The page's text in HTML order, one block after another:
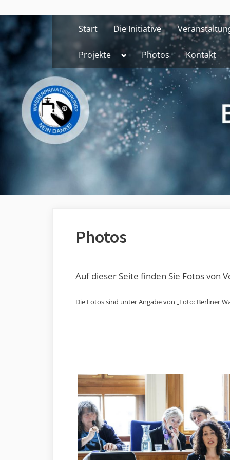
to
content
Start Die Initiative
Projekte Toggle
menu
Photos Kontakt
Photos
Auf dieser Seite finden Sie Fotos von
Die Fotos sind unter Angabe von „Foto: Berliner